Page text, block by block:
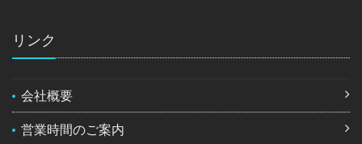
リンク
会社概要
営業時間のご案内